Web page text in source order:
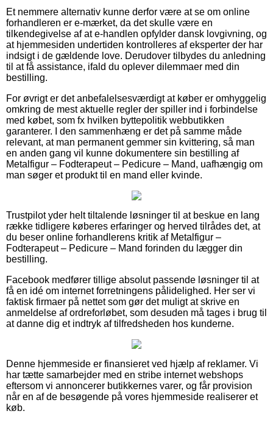
Et nemmere alternativ kunne derfor være at se om online
forhandleren er e-mærket, da det skulle være en
tilkendegivelse af at e-handlen opfylder dansk lovgivning, og
at hjemmesiden undertiden kontrolleres af eksperter der har
indsigt i de gældende love. Derudover tilbydes du anledning
til at få assistance, ifald du oplever dilemmaer med din
bestilling.
For øvrigt er det anbefalelsesværdigt at køber er omhyggelig
omkring de mest aktuelle regler der spiller ind i forbindelse
med købet, som fx hvilken byttepolitik webbutikken
garanterer. I den sammenhæng er det på samme måde
relevant, at man permanent gemmer sin kvittering, så man
en anden gang vil kunne dokumentere sin bestilling af
Metalfigur – Fodterapeut – Pedicure – Mand, uafhængig om
man søger et produkt til en mand eller kvinde.
Trustpilot yder helt tiltalende løsninger til at beskue en lang
række tidligere køberes erfaringer og herved tilrådes det, at
du beser online forhandlerens kritik af Metalfigur –
Fodterapeut – Pedicure – Mand forinden du lægger din
bestilling.
Facebook medfører tillige absolut passende løsninger til at
få en idé om internet forretningens pålidelighed. Her ser vi
faktisk firmaer på nettet som gør det muligt at skrive en
anmeldelse af ordreforløbet, som desuden må tages i brug til
at danne dig et indtryk af tilfredsheden hos kunderne.
Denne hjemmeside er finansieret ved hjælp af reklamer. Vi
har tætte samarbejder med en stribe internet webshops
eftersom vi annoncerer butikkernes varer, og får provision
når en af de besøgende på vores hjemmeside realiserer et
køb.